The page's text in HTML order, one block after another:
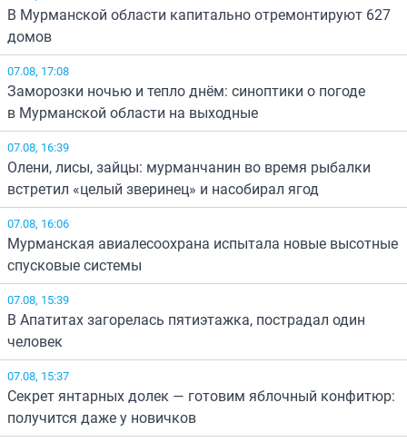
В Мурманской области капитально отремонтируют 627
домов
07.08, 17:08
Заморозки ночью и тепло днём: синоптики о погоде
в Мурманской области на выходные
07.08, 16:39
Олени, лисы, зайцы: мурманчанин во время рыбалки
встретил «целый зверинец» и насобирал ягод
07.08, 16:06
Мурманская авиалесоохрана испытала новые высотные
спусковые системы
07.08, 15:39
В Апатитах загорелась пятиэтажка, пострадал один
человек
07.08, 15:37
Секрет янтарных долек — готовим яблочный конфитюр:
получится даже у новичков